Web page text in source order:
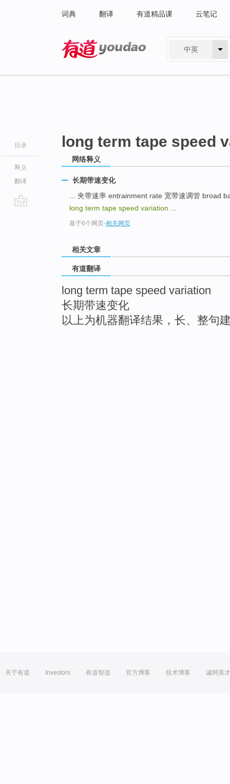
词典 翻译 有道精品课 云笔记
中英
目录
释义
翻译
long term tape speed
网络释义
长期带速变化
... 夹带速率 entrainment rate 宽带速调管 broad
long term tape speed variation
基于6个网页-相关网页
相关文章
有道翻译
long term tape speed variation
长期带速变化
以上为机器翻译结果，长、整句
关于有道 Investors 有道智选 官方博客 技术博客 诚聘英才